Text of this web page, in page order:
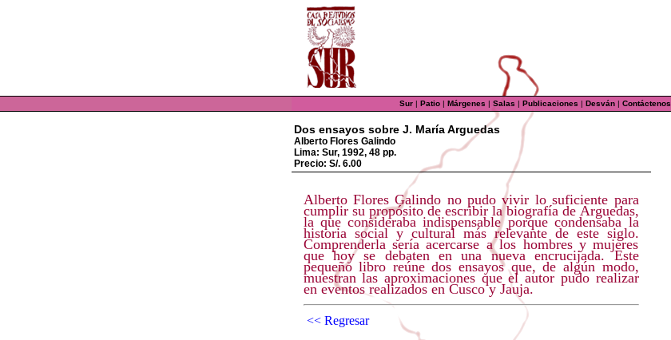
Sur| Patio| Márgenes | Salas | Publicaciones | Desván| Contáctenos
Dos ensayos sobre J. María Arguedas
Alberto Flores Galindo
Lima: Sur, 1992, 48 pp.
Precio: S/. 6.00
Alberto Flores Galindo no pudo vivir lo suficiente para
cumplir su propósito de escribir la biografía de Arguedas,
la que consideraba indispensable porque condensaba la
historia social y cultural más relevante de este siglo.
Comprenderla sería acercarse a los hombres y mujeres
que hoy se debaten en una nueva encrucijada. Este
pequeño libro reúne dos ensayos que, de algún modo,
muestran las aproximaciones que el autor pudo realizar
en eventos realizados en Cusco y Jauja.
<< Regresar